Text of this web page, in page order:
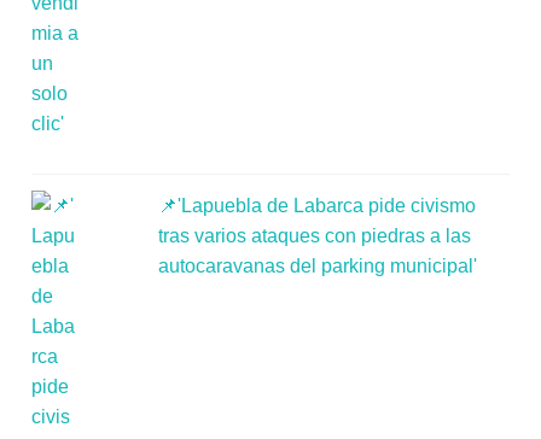
📌'Lapuebla de Labarca pide civismo
tras varios ataques con piedras a las
autocaravanas del parking municipal'